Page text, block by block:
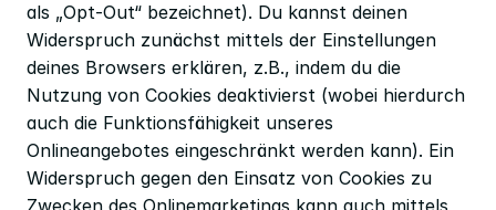
als „Opt-Out“ bezeichnet). Du kannst deinen
Widerspruch zunächst mittels der Einstellungen
deines Browsers erklären, z.B., indem du die
Nutzung von Cookies deaktivierst (wobei hierdurch
auch die Funktionsfähigkeit unseres
Onlineangebotes eingeschränkt werden kann). Ein
Widerspruch gegen den Einsatz von Cookies zu
Zwecken des Onlinemarketings kann auch mittels